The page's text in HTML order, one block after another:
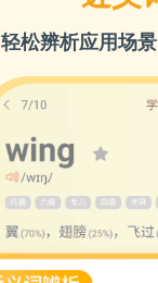
轻松辨析应用场